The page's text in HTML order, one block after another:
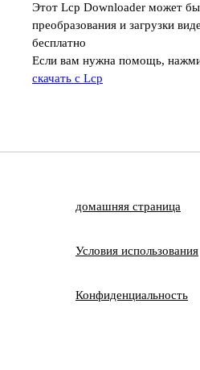
Этот Lcp Downloader может
преобразования и загрузки
бесплатно
Если вам нужна помощь,
скачать с Lcp
домашняя страница
Условия использования
Конфиденциальность